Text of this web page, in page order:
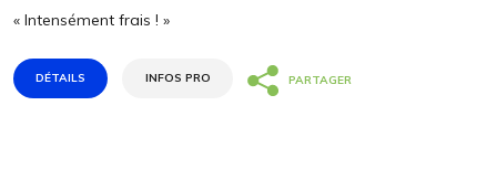
« Intensément frais ! »
DÉTAILS INFOS PRO PARTAGER